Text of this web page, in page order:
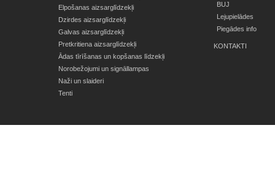
Elpošanas aizsarglīdzekļi
Dzirdes aizsarglīdzekļi
Galvas aizsarglīdzekļi
Pretkritiena aizsarglīdzekļi
Ādas tīrīšanas un kopšanas līdzekļi
Norobežojumi un signāllampas
Naži un slaideri
Tenti
BUJ
Lejupielādes
Piegādes info
KONTAKTI